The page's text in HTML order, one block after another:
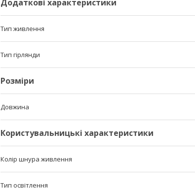
Додаткові характеристики
Тип живлення
Тип гірлянди
Розміри
Довжина
Користувальницькі характеристики
Колір шнура живлення
Тип освітлення